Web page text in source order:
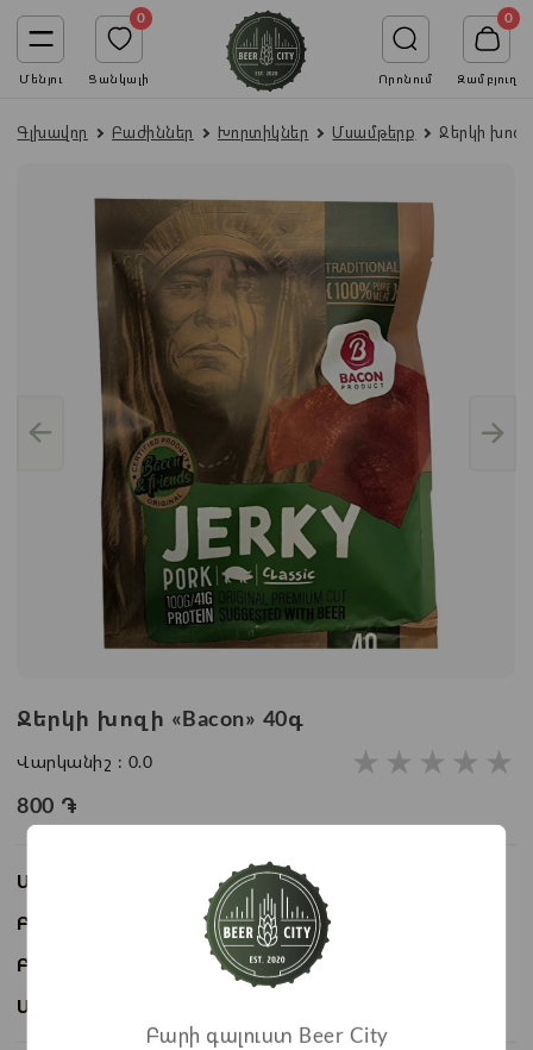
Մենյու
0
Ցանկալի Որոնում
0
Զամբյուղ
Գլխավոր Բաժիններ Խորտիկներ Մսամթերք Ջերկի
Ջերկի խոզի «Bacon» 40գ
Վարկանիշ : 0.0 ★
★
★
★
★
800 ֏
Առկայություն:
Առկա է
Բաժնի անվանում: Մսամթերք
Բրենդ:
Ապրանքի ID:
Բարի գալուստ Beer City